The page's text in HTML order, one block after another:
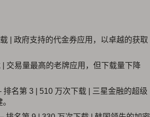
| 政府支持的代金券应用，以卓越的获取
交易量最高的老牌应用，但下载量下降
名第 3 | 510 万次下载 | 三星金融的超级